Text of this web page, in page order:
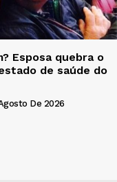
Esposa quebra o
de saúde do
De 2026